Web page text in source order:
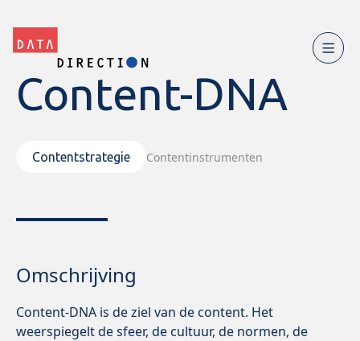
Content-DNA
Contentstrategie Contentinstrumenten
Omschrijving
Content-DNA is de ziel van de content. Het
weerspiegelt de sfeer, de cultuur, de normen, de